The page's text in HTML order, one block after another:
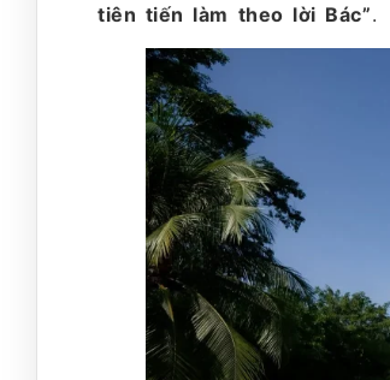
tiên tiến làm theo lời Bác”.